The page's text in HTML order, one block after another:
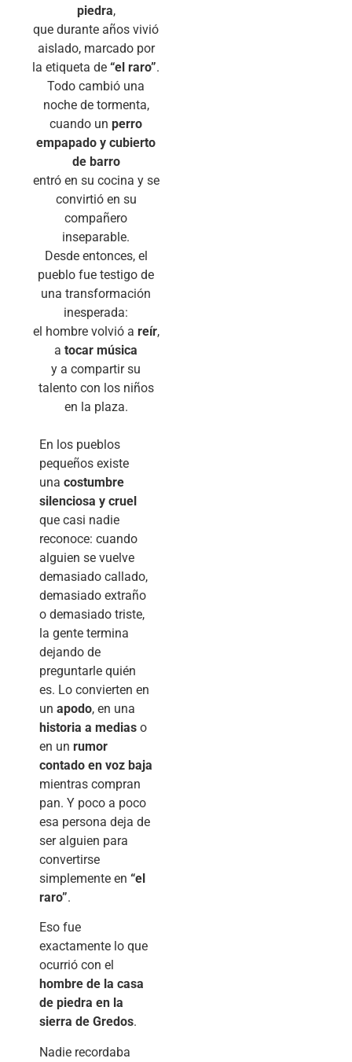
piedra,
que durante años vivió
aislado, marcado por
la etiqueta de “el raro”.
Todo cambió una
noche de tormenta,
cuando un perro
empapado y cubierto
de barro
entró en su cocina y se
convirtió en su
compañero
inseparable.
Desde entonces, el
pueblo fue testigo de
una transformación
inesperada:
el hombre volvió a reír,
a tocar música
y a compartir su
talento con los niños
en la plaza.
En los pueblos
pequeños existe
una costumbre
silenciosa y cruel
que casi nadie
reconoce: cuando
alguien se vuelve
demasiado callado,
demasiado extraño
o demasiado triste,
la gente termina
dejando de
preguntarle quién
es. Lo convierten en
un apodo, en una
historia a medias o
en un rumor
contado en voz baja
mientras compran
pan. Y poco a poco
esa persona deja de
ser alguien para
convertirse
simplemente en “el
raro”.
Eso fue
exactamente lo que
ocurrió con el
hombre de la casa
de piedra en la
sierra de Gredos.
Nadie recordaba